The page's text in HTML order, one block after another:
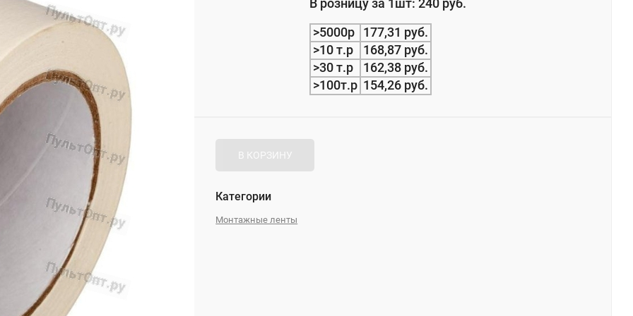
В розницу за 1шт: 240 руб.
>5000р
177,31 руб.
>10 т.р
168,87 руб.
>30 т.р
162,38 руб.
>100т.р 154,26 руб.
В КОРЗИНУ
Категории
Монтажные ленты